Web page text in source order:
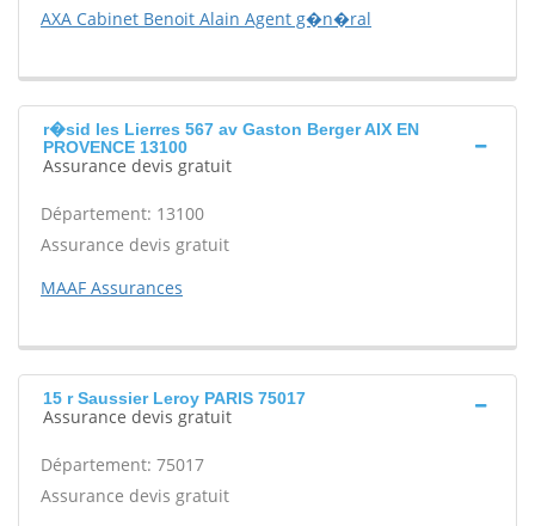
AXA Cabinet Benoit Alain Agent g�n�ral
r�sid les Lierres 567 av Gaston Berger AIX EN
PROVENCE 13100
Assurance devis gratuit
Département: 13100
Assurance devis gratuit
MAAF Assurances
15 r Saussier Leroy PARIS 75017
Assurance devis gratuit
Département: 75017
Assurance devis gratuit